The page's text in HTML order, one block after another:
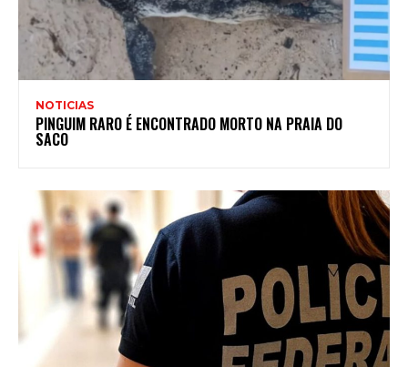
NOTICIAS
PINGUIM RARO É ENCONTRADO MORTO NA PRAIA DO
SACO